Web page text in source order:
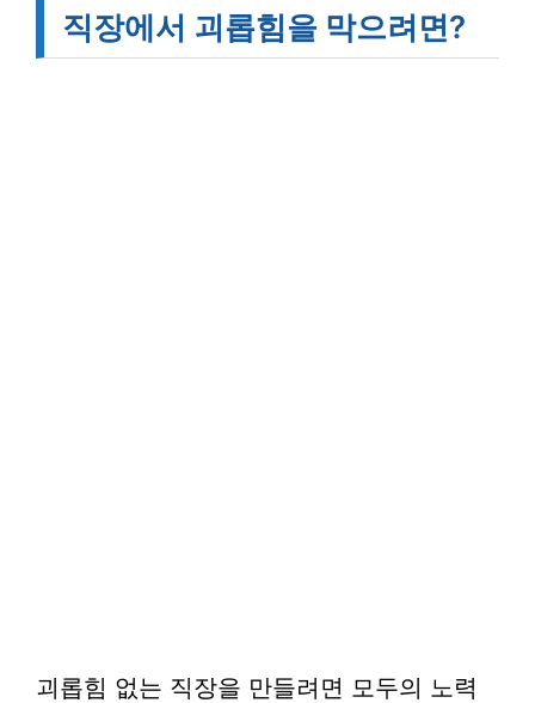
직장에서 괴롭힘을 막으려면?
괴롭힘 없는 직장을 만들려면 모두의 노력